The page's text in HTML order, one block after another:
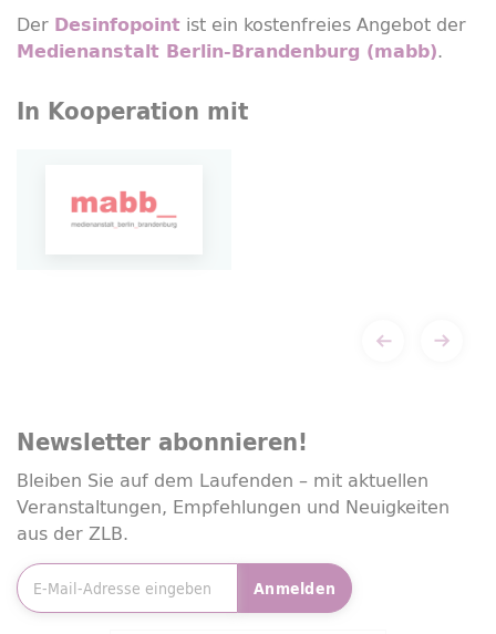
Der Desinfopoint ist ein kostenfreies Angebot der
Medienanstalt Berlin-Brandenburg (mabb).
In Kooperation mit
Newsletter abonnieren!
Bleiben Sie auf dem Laufenden – mit aktuellen
Veranstaltungen, Empfehlungen und Neuigkeiten
aus der ZLB.
Anmelden
Friendly Captcha